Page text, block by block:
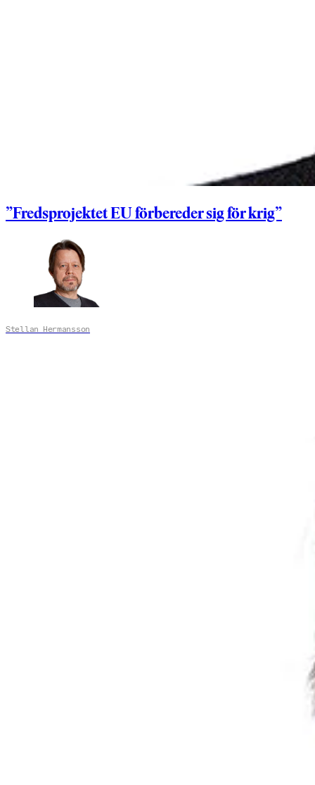
”Fredsprojektet EU förbereder sig för krig”
Stellan Hermansson